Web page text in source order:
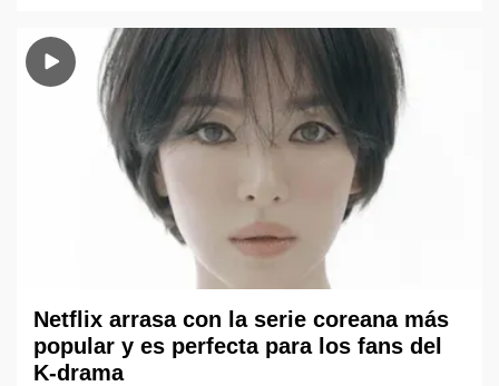
Netflix arrasa con la serie coreana más
popular y es perfecta para los fans del
K-drama